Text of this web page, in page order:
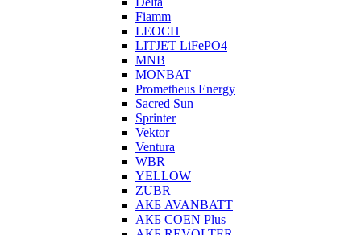
Fiamm
LEOCH
LITJET LiFePO4
MNB
MONBAT
Prometheus Energy
Sacred Sun
Sprinter
Vektor
Ventura
WBR
YELLOW
ZUBR
АКБ AVANBATT
АКБ COEN Plus